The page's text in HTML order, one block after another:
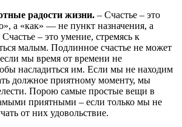
радости жизни. – Счастье – это
а «как» — не пункт назначения, а
– это умение, стремясь к
малым. Подлинное счастье не может
мы время от времени не
насладиться им. Если мы не находим
должное приятному моменту, мы
Порою самые простые вещи в
приятными – если только мы не
от них удовольствие.